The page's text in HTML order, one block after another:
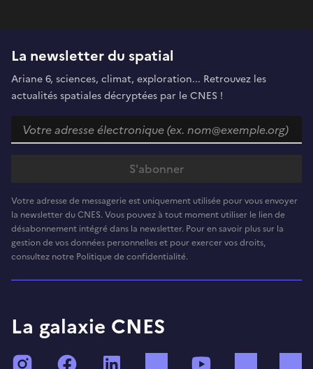
La newsletter du spatial
Ariane 6, sciences, climat, exploration... Retrouvez les
actualités spatiales décryptées par le CNES !
Votre adresse de messagerie est uniquement utilisée pour vous envoyer
la newsletter du CNES. Vous pouvez à tout moment utiliser le lien de
désabonnement intégré dans la newsletter. Pour en savoir plus sur la
gestion de vos données personnelles et pour exercer vos droits,
consultez notre Politique de confidentialité.
La galaxie CNES
InstagramFacebook TikTok